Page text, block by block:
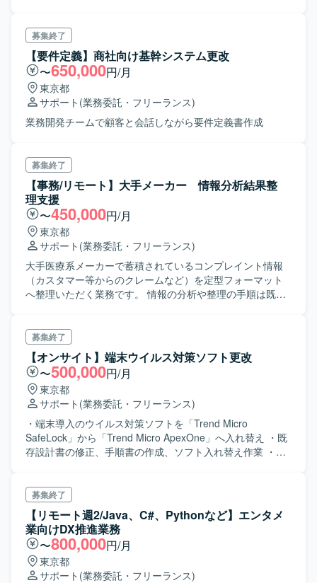
関連 PCや周辺機器の管理：パソコン、マウスなどの設
定・設置・管理。 機器の調達管理：新しい機器の選定、
購入。 故障対応・修理手配：機器の故障対応、修理
の手配。 ライセンス管理：使用するソフトウェアのライ
センス管理。 ソフトウェアの導入・更新：必要なソフト
ウェアの選定、インストール、更新作業。 ■一般事務作業
簡単な書類作成 データ入力：Excelや専用ソフトへのデ
取り。 来客対応：訪問者の応対や案内。
募集終了
【要件定義】商社向け基幹システム更改
〜650,000円/月
東京都
サポート (業務委託・フリーランス)
業務開発チームで顧客と会話しながら要件定義書作成
募集終了
【事務/リモート】大手メーカー 情報分析結果整
理支援
〜450,000円/月
東京都
サポート (業務委託・フリーランス)
大手医療系メーカーで蓄積されているコンプレイント情報
（カスタマー等からのクレームなど）を定型フォーマット
へ整理いただく業務です。 情報の分析や整理の手順は既に
定ですが、無為な残業はない現場ですのでご安心くださ
い。 （同エンドの別プロジェクトに現在進行形で複数名が
支援しています）
募集終了
【オンサイト】端末ウイルス対策ソフト更改
〜500,000円/月
東京都
サポート (業務委託・フリーランス)
・端末導入のウイルス対策ソフトを「Trend Micro
SafeLock」から「Trend Micro ApexOne」へ入れ替え ・既
存設計書の修正、手順書の作成、ソフト入れ替え作業 ・作
インストール。 営業店で顧客とのやり取りをする過程でご
利用になる端末。 営業店の業務の全面停止を回避するため
の作業日程調整等、 調整や段取りを、上手く行えるスキル
が必要。 （営業店舗数は120強）
募集終了
【リモート週2/Java、C#、Pythonなど】エンタメ
業向けDX推進業務
〜800,000円/月
東京都
サポート (業務委託・フリーランス)